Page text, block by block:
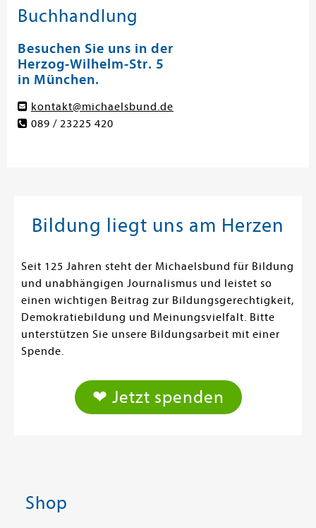
Buchhandlung
Besuchen Sie uns in der
Herzog-Wilhelm-Str. 5
in München.
kontakt@michaelsbund.de
089 / 23225 420
Bildung liegt uns am Herzen
Seit 125 Jahren steht der Michaelsbund für Bildung
und unabhängigen Journalismus und leistet so
einen wichtigen Beitrag zur Bildungsgerechtigkeit,
Demokratiebildung und Meinungsvielfalt. Bitte
unterstützen Sie unsere Bildungsarbeit mit einer
Spende.
❤ Jetzt spenden
Shop